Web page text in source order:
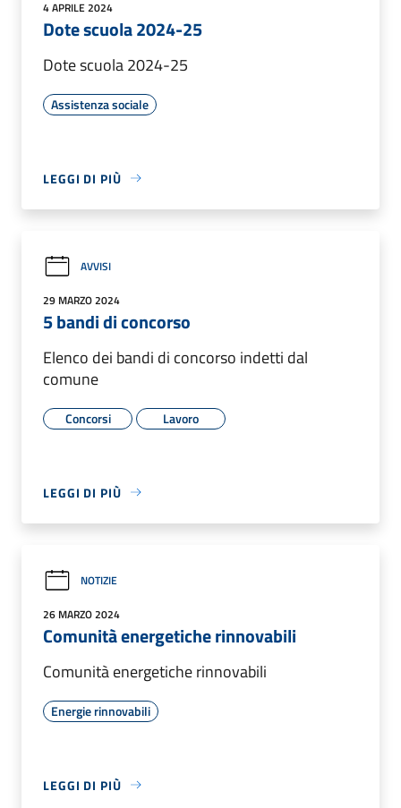
4 APRILE 2024
Dote scuola 2024-25
Dote scuola 2024-25
Assistenza sociale
LEGGI DI PIÙ
AVVISI
29 MARZO 2024
5 bandi di concorso
Elenco dei bandi di concorso indetti dal
comune
Concorsi Lavoro
LEGGI DI PIÙ
NOTIZIE
26 MARZO 2024
Comunità energetiche rinnovabili
Comunità energetiche rinnovabili
Energie rinnovabili
LEGGI DI PIÙ